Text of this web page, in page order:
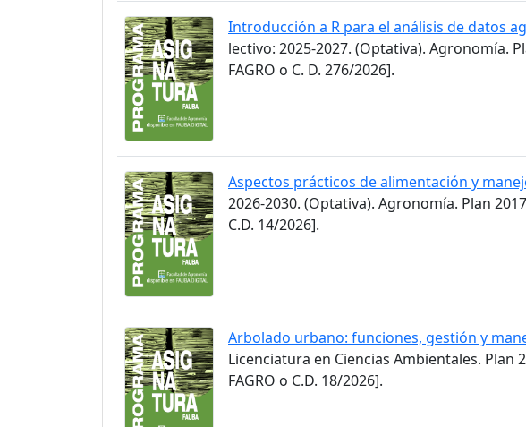
Introducción a R para el análisis de datos
lectivo: 2025-2027. (Optativa). Agronomía.
FAGRO o C. D. 276/2026].
Aspectos prácticos de alimentación y
2026-2030. (Optativa). Agronomía. Plan
C.D. 14/2026].
Arbolado urbano: funciones, gestión y
Licenciatura en Ciencias Ambientales. Plan
FAGRO o C.D. 18/2026].